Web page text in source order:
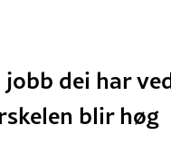
dei har
blir høg